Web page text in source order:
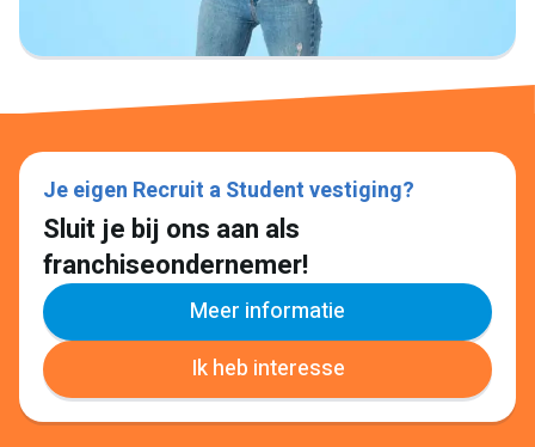
Je eigen Recruit a Student vestiging?
Sluit je bij ons aan als
franchiseondernemer!
Meer informatie
Ik heb interesse